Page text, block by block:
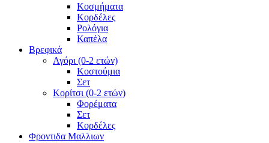
Κοσμήματα
Κορδέλες
Ρολόγια
Καπέλα
Βρεφικά
Αγόρι (0-2 ετών)
Κοστούμια
Σετ
Κορίτσι (0-2 ετών)
Φορέματα
Σετ
Κορδέλες
Φροντιδα Μαλλιων